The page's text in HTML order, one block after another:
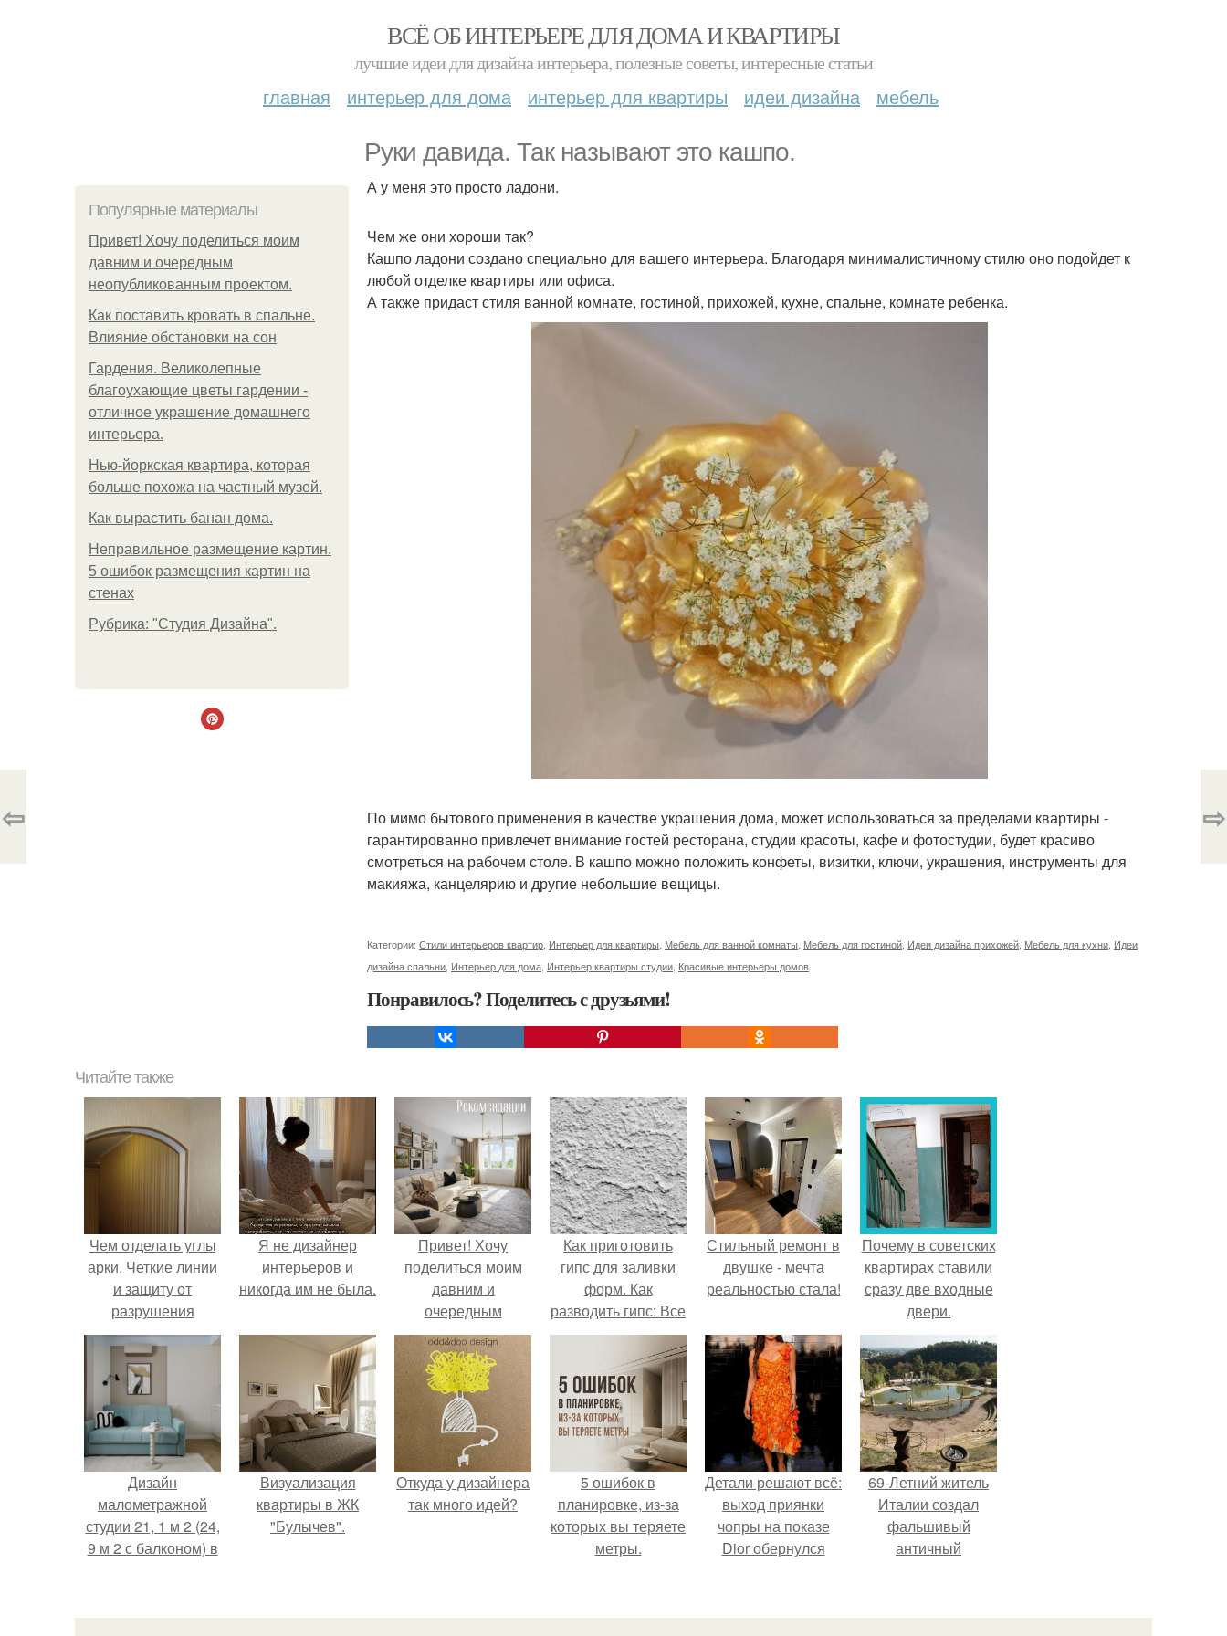
ВСЁ ОБ ИНТЕРЬЕРЕ ДЛЯ ДОМА И КВАРТИРЫ
лучшие идеи для дизайна интерьера, полезные советы, интересные статьи
главная интерьер для дома интерьер для квартиры идеи дизайна мебель
Руки давида. Так называют это кашпо.
Популярные материалы
Привет! Хочу поделиться моим
давним и очередным
неопубликованным проектом.
Как поставить кровать в спальне.
Влияние обстановки на сон
Гардения. Великолепные
благоухающие цветы гардении -
отличное украшение домашнего
интерьера.
Нью-йоркская квартира, которая
больше похожа на частный музей.
Как вырастить банан дома.
Неправильное размещение картин.
5 ошибок размещения картин на
стенах
Рубрика: "Студия Дизайна".
А у меня это просто ладони.
Чем же они хороши так?
Кашпо ладони создано специально для вашего интерьера. Благодаря минималистичному стилю оно подойдет к
любой отделке квартиры или офиса.
А также придаст стиля ванной комнате, гостиной, прихожей, кухне, спальне, комнате ребенка.
По мимо бытового применения в качестве украшения дома, может использоваться за пределами квартиры -
гарантированно привлечет внимание гостей ресторана, студии красоты, кафе и фотостудии, будет красиво
смотреться на рабочем столе. В кашпо можно положить конфеты, визитки, ключи, украшения, инструменты для
макияжа, канцелярию и другие небольшие вещицы.
Категории: Стили интерьеров квартир Интерьер для квартиры Мебель для ванной комнаты Мебель для гостиной Идеи дизайна прихожей Мебель для кухни Идеи
дизайна спальни Интерьер для дома Интерьер квартиры студии Красивые интерьеры домов
Понравилось? Поделитесь с друзьями!
⇦ ⇨
Читайте также
Чем отделать углы
арки. Четкие линии
и защиту от
разрушения
получаем
благодаря
окантовке
Я не дизайнер
интерьеров и
никогда им не была.
Привет! Хочу
поделиться моим
давним и
очередным
неопубликованным
проектом.
Как приготовить
гипс для заливки
форм. Как
разводить гипс: Все
о приготовлении
идеального
раствора
Стильный ремонт в
двушке - мечта
реальностью стала!
Почему в советских
квартирах ставили
сразу две входные
двери.
Дизайн
малометражной
студии 21, 1 м 2 (24,
9 м 2 с балконом) в
Визуализация
квартиры в ЖК
"Булычев".
Откуда у дизайнера
так много идей?
5 ошибок в
планировке, из-за
которых вы теряете
метры.
Детали решают всё:
выход приянки
чопры на показе
Dior обернулся
пошива.
69-Летний житель
Италии создал
фальшивый
античный
успешно выдавал